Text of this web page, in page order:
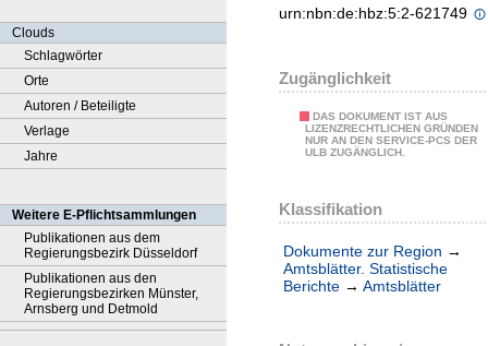
Clouds
Schlagwörter
Orte
Autoren / Beteiligte
Verlage
Jahre
Weitere E-Pflichtsammlungen
Publikationen aus dem
Regierungsbezirk Düsseldorf
Publikationen aus den
Regierungsbezirken Münster,
Arnsberg und Detmold
urn:nbn:de:hbz:5:2-621749
Zugänglichkeit
DAS DOKUMENT IST AUS
LIZENZRECHTLICHEN GRÜNDEN
NUR AN DEN SERVICE-PCS DER
ULB ZUGÄNGLICH.
Klassifikation
Dokumente zur Region →
Amtsblätter. Statistische
Berichte → Amtsblätter